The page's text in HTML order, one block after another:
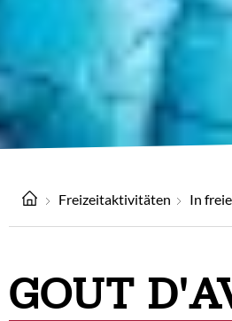
Freizeitaktivitäten In
GOUT